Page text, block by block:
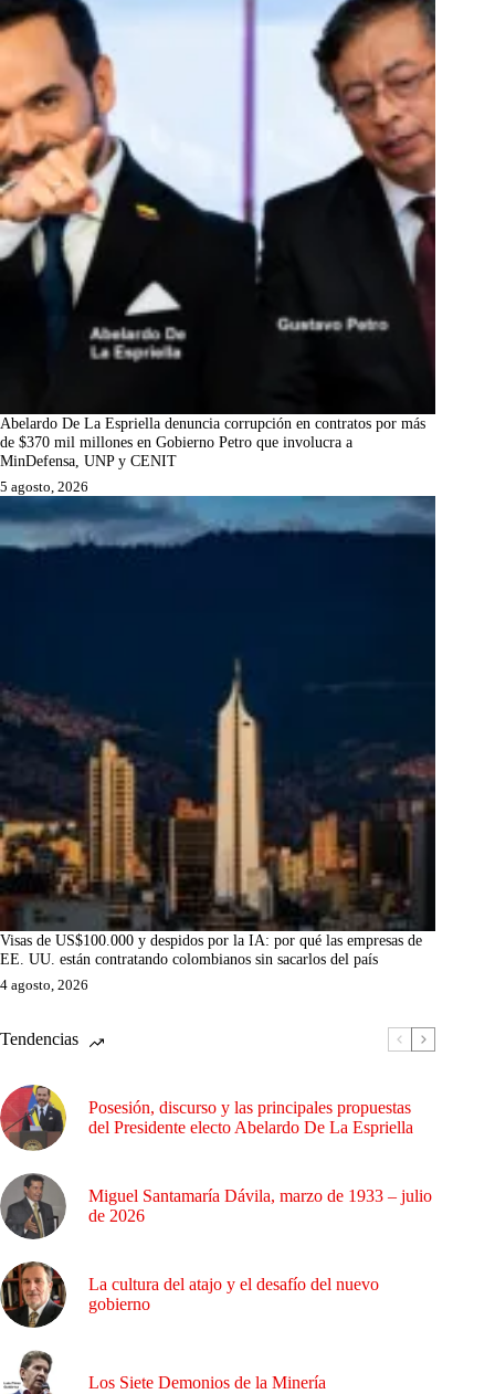
Abelardo De La Espriella denuncia corrupción en contratos por más
de $370 mil millones en Gobierno Petro que involucra a
MinDefensa, UNP y CENIT
5 agosto, 2026
Visas de US$100.000 y despidos por la IA: por qué las empresas de
EE. UU. están contratando colombianos sin sacarlos del país
4 agosto, 2026
Tendencias
Posesión, discurso y las principales propuestas
del Presidente electo Abelardo De La Espriella
Miguel Santamaría Dávila, marzo de 1933 – julio
de 2026
La cultura del atajo y el desafío del nuevo
gobierno
Los Siete Demonios de la Minería